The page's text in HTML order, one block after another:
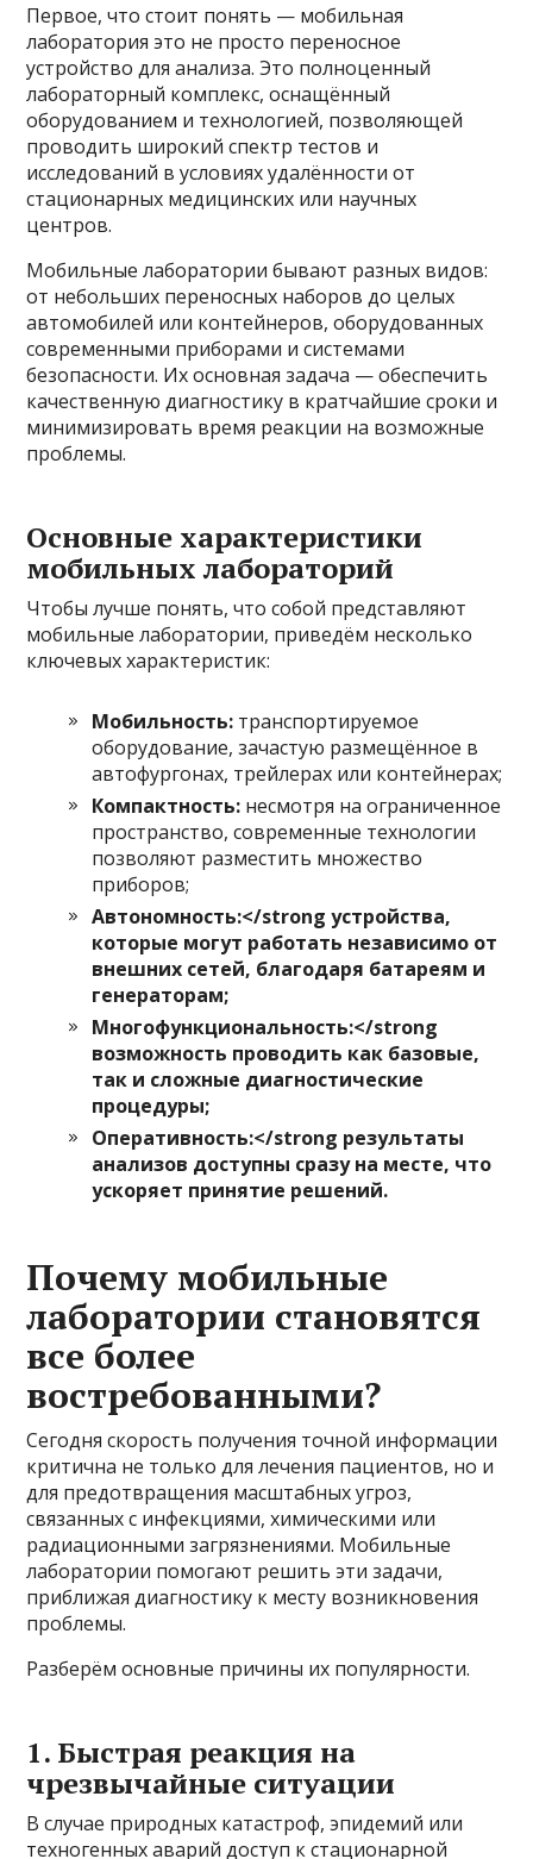
Первое, что стоит понять — мобильная
лаборатория это не просто переносное
устройство для анализа. Это полноценный
лабораторный комплекс, оснащённый
оборудованием и технологией, позволяющей
проводить широкий спектр тестов и
исследований в условиях удалённости от
стационарных медицинских или научных
центров.
Мобильные лаборатории бывают разных видов:
от небольших переносных наборов до целых
автомобилей или контейнеров, оборудованных
современными приборами и системами
безопасности. Их основная задача — обеспечить
качественную диагностику в кратчайшие сроки и
минимизировать время реакции на возможные
проблемы.
Основные характеристики
мобильных лабораторий
Чтобы лучше понять, что собой представляют
мобильные лаборатории, приведём несколько
ключевых характеристик:
Мобильность: транспортируемое
оборудование, зачастую размещённое в
автофургонах, трейлерах или контейнерах;
Компактность: несмотря на ограниченное
пространство, современные технологии
позволяют разместить множество
приборов;
Автономность:</strong устройства,
которые могут работать независимо от
внешних сетей, благодаря батареям и
генераторам;
Многофункциональность:</strong
возможность проводить как базовые,
так и сложные диагностические
процедуры;
Оперативность:</strong результаты
анализов доступны сразу на месте, что
ускоряет принятие решений.
Почему мобильные
лаборатории становятся
все более
востребованными?
Сегодня скорость получения точной информации
критична не только для лечения пациентов, но и
для предотвращения масштабных угроз,
связанных с инфекциями, химическими или
радиационными загрязнениями. Мобильные
лаборатории помогают решить эти задачи,
приближая диагностику к месту возникновения
проблемы.
Разберём основные причины их популярности.
1. Быстрая реакция на
чрезвычайные ситуации
В случае природных катастроф, эпидемий или
техногенных аварий доступ к стационарной